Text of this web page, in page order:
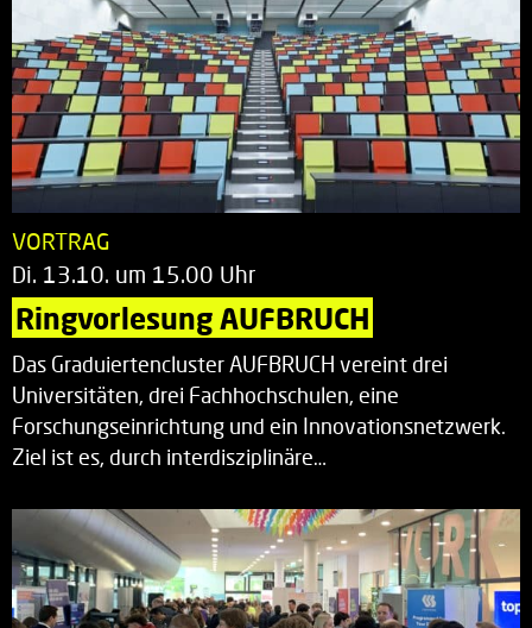
VORTRAG
Di. 13.10. um 15.00 Uhr
Ringvorlesung AUFBRUCH
Das Graduiertencluster AUFBRUCH vereint drei
Universitäten, drei Fachhochschulen, eine
Forschungseinrichtung und ein Innovationsnetzwerk.
Ziel ist es, durch interdisziplinäre…